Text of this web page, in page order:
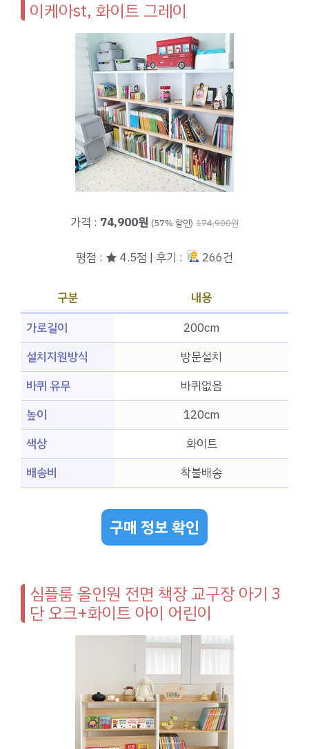
이케아st, 화이트 그레이
가격 : 74,900원 (57% 할인) 174,900원
평점 : ★ 4.5점 | 후기 : 266건
구분
내용
가로길이
200cm
설치지원방식
방문설치
바퀴 유무
바퀴없음
높이
120cm
색상
화이트
배송비
착불배송
구매 정보 확인
심플룸 올인원 전면 책장 교구장 아기 3
단 오크+화이트 아이 어린이